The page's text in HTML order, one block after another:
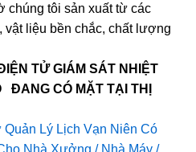
chúng tôi sản xuất từ các
vật liệu bền chắc, chất lượng
TỬ GIÁM SÁT NHIỆT
ĐANG CÓ MẶT TẠI THỊ
Lý Lịch Vạn Niên Có
Nhà Xưởng / Nhà Máy /